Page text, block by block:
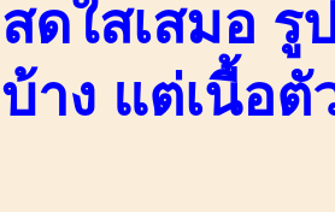
สดใสเสมอ
บ้าง แต่เนื้อตั